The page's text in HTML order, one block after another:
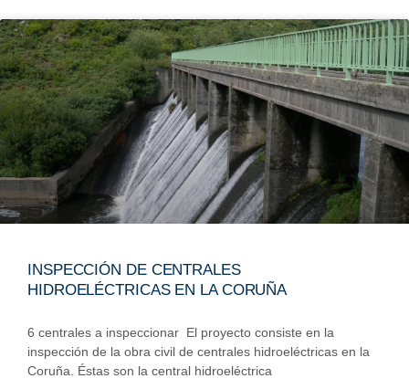
INSPECCIÓN DE CENTRALES
HIDROELÉCTRICAS EN LA CORUÑA
6 centrales a inspeccionar El proyecto consiste en la
inspección de la obra civil de centrales hidroeléctricas en la
Coruña. Éstas son la central hidroeléctrica